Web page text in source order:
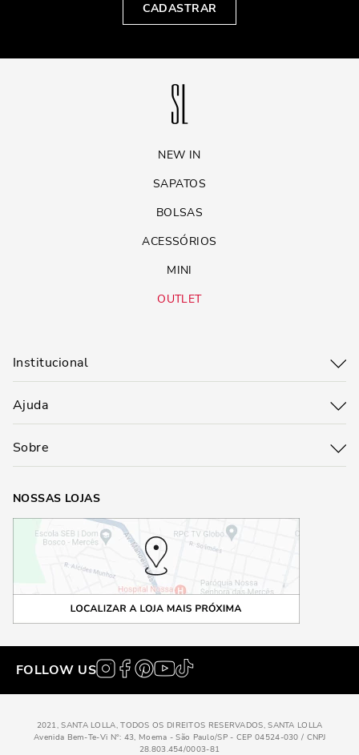
CADASTRAR
NEW IN
SAPATOS
BOLSAS
ACESSÓRIOS
MINI
OUTLET
Institucional
Ajuda
Sobre
NOSSAS LOJAS
FOLLOW US
2021, SANTA LOLLA, TODOS OS DIREITOS RESERVADOS, SANTA LOLLA
Avenida Bem-Te-Vi N°: 43, Moema - São Paulo/SP - CEP 04524-030 / CNPJ
28.803.454/0003-81